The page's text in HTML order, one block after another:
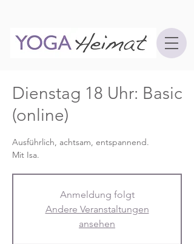
Dienstag 18 Uhr: Basic
(online)
Ausführlich, achtsam, entspannend.
Mit Isa.
Anmeldung folgt
Andere Veranstaltungen
ansehen